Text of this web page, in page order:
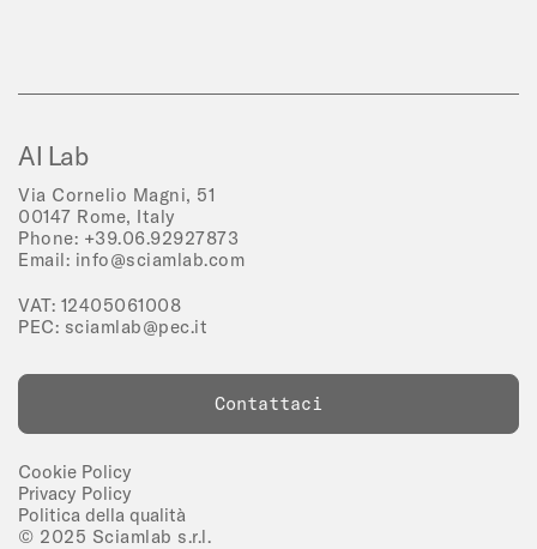
AI Lab
Via Cornelio Magni, 51
00147 Rome, Italy
Phone: +39.06.92927873
Email: info@sciamlab.com
VAT: 12405061008
PEC: sciamlab@pec.it
Contattaci
Cookie Policy
Privacy Policy
Politica della qualità
© 2025 Sciamlab s.r.l.